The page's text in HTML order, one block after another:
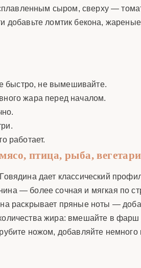
сыром, сверху —
добавьте ломтик бекона,
быстро, не вымешивайте.
жара перед началом.
работает.
птица, рыба,
дает классический
— более сочная и мягкая по
раскрывает пряные ноты —
жира: вмешайте в фарш
ножом, добавляйте